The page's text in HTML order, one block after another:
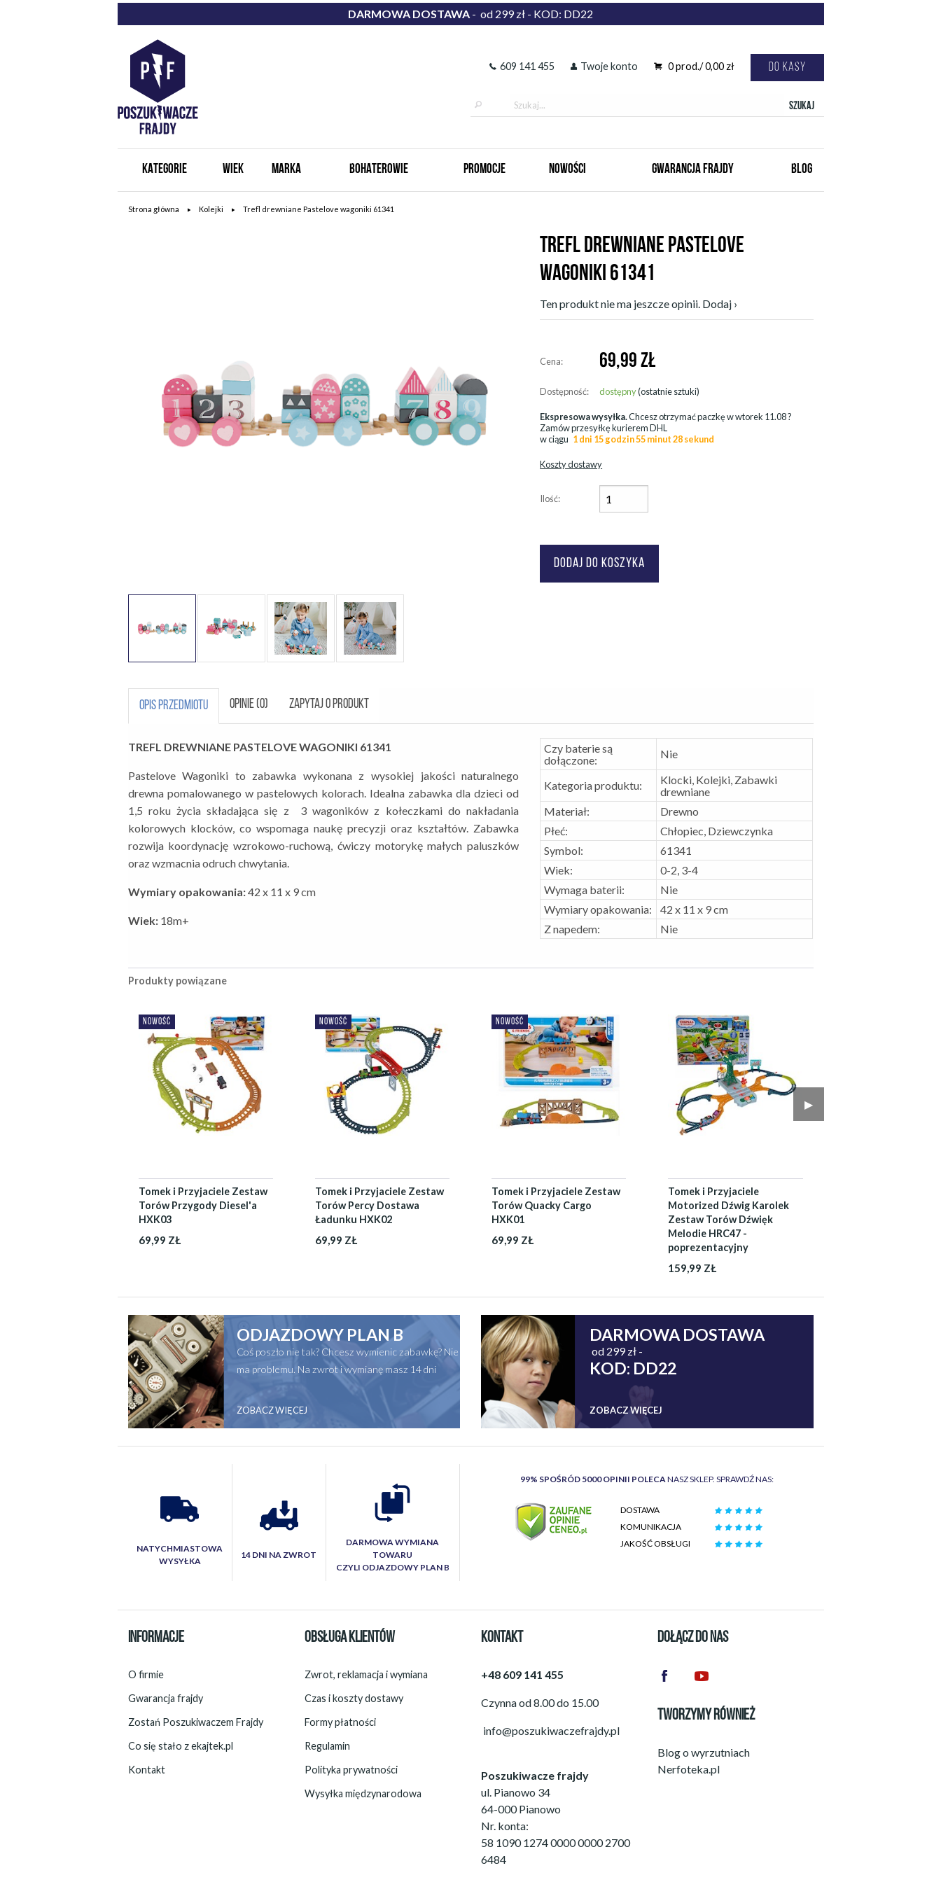
DARMOWA DOSTAWA - od 299 zł - KOD: DD22
609 141 455 Twoje konto 0 prod./0,00 zł Do kasy
Szukaj
KATEGORIE WIEK MARKA BOHATEROWIE PROMOCJE NOWOŚCI GWARANCJA FRAJDY BLOG
Strona główna Kolejki Trefl drewniane Pastelove wagoniki 61341
TREFL DREWNIANE PASTELOVE
WAGONIKI 61341
Ten produkt nie ma jeszcze opinii. Dodaj ›
Cena: 69,99 ZŁ
Dostępność: dostępny(ostatnie sztuki)
Ekspresowa wysyłka.Chcesz otrzymać paczkę wwtorek 11.08?
Zamów przesyłkę kurierem DHL
w ciągu 1 dni 15 godzin 55 minut 28 sekund
Koszty dostawy
Ilość:
OPIS PRZEDMIOTU OPINIE (0) ZAPYTAJ O PRODUKT
TREFL DREWNIANE PASTELOVE WAGONIKI 61341
Pastelove Wagoniki to zabawka wykonana z wysokiej jakości naturalnego
drewna pomalowanego w pastelowych kolorach. Idealna zabawka dla dzieci od
1,5 roku życia składająca się z 3 wagoników z kołeczkami do nakładania
kolorowych klocków, co wspomaga naukę precyzji oraz kształtów. Zabawka
rozwija koordynację wzrokowo-ruchową, ćwiczy motorykę małych paluszków
oraz wzmacnia odruch chwytania.
Wymiary opakowania:42 x 11 x 9 cm
Wiek: 18m+
Czy baterie są
dołączone:
Nie
Kategoria produktu:
Klocki, Kolejki, Zabawki
drewniane
Materiał:
Drewno
Płeć:
Chłopiec, Dziewczynka
Symbol:
61341
Wiek:
0-2, 3-4
Wymaga baterii:
Nie
Wymiary opakowania:
42 x 11 x 9 cm
Z napedem:
Nie
Produkty powiązane
▶︎
NOWOŚĆ
Tomek i Przyjaciele Zestaw
Torów Przygody Diesel'a
HXK03
69,99 ZŁ
NOWOŚĆ
Tomek i Przyjaciele Zestaw
Torów Percy Dostawa
Ładunku HXK02
69,99 ZŁ
NOWOŚĆ
Tomek i Przyjaciele Zestaw
Torów Quacky Cargo
HXK01
69,99 ZŁ
Tomek i Przyjaciele
Motorized Dźwig Karolek
Zestaw Torów Dźwięk
Melodie HRC47 -
poprezentacyjny
159,99 ZŁ
ODJAZDOWY PLAN B
Coś poszło nie tak? Chcesz wymienic zabawkę? Nie
ma problemu. Na zwrot i wymianę masz 14 dni
ZOBACZ WIĘCEJ
DARMOWA DOSTAWA
od 299 zł -
KOD: DD22
ZOBACZ WIĘCEJ
NATYCHMIASTOWA
WYSYŁKA
14 DNI NA ZWROT
DARMOWA WYMIANA
TOWARU
CZYLI ODJAZDOWY PLAN B
99% SPOŚRÓD 5000 OPINII POLECA NASZ SKLEP. SPRAWDŹ NAS:
DOSTAWA
KOMUNIKACJA
JAKOŚĆ OBSŁUGI
INFORMACJE
O firmie
Gwarancja frajdy
Zostań Poszukiwaczem Frajdy
Co się stało z ekajtek.pl
Kontakt
OBSŁUGA KLIENTÓW
Zwrot, reklamacja i wymiana
Czas i koszty dostawy
Formy płatności
Regulamin
Polityka prywatności
Wysyłka międzynarodowa
KONTAKT
+48 609 141 455
Czynna od 8.00 do 15.00
info@poszukiwaczefrajdy.pl
Poszukiwacze frajdy
ul. Pianowo 34
64-000 Pianowo
Nr. konta:
58 1090 1274 0000 0000 2700
6484
DOŁĄCZ DO NAS
TWORZYMY RÓWNIEŻ
Blog o wyrzutniach
Nerfoteka.pl